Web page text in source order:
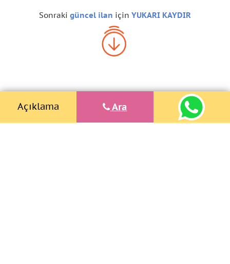
Açıklama Ara
Sonraki güncel ilan için YUKARI KAYDIR